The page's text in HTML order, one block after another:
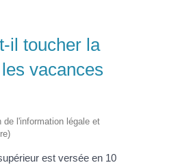
il toucher la
vacances
de l'information légale et
est versée en 10